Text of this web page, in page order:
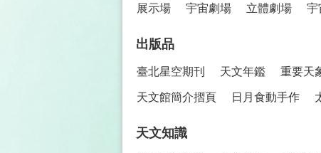
展示場 宇宙劇場 立體劇場 宇
出版品
臺北星空期刊 天文年鑑 重要天
天文館簡介摺頁 日月食動手作
天文知識